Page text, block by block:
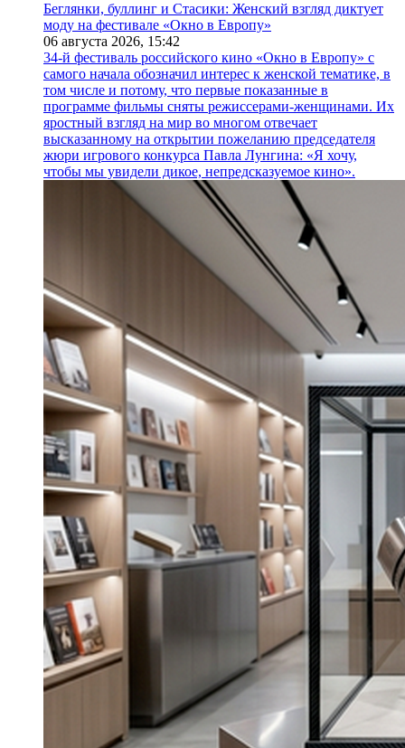
Беглянки, буллинг и Стасики: Женский взгляд диктует
моду на фестивале «Окно в Европу»
06 августа 2026, 15:42
34-й фестиваль российского кино «Окно в Европу» с
самого начала обозначил интерес к женской тематике, в
том числе и потому, что первые показанные в
программе фильмы сняты режиссерами-женщинами. Их
яростный взгляд на мир во многом отвечает
высказанному на открытии пожеланию председателя
жюри игрового конкурса Павла Лунгина: «Я хочу,
чтобы мы увидели дикое, непредсказуемое кино».